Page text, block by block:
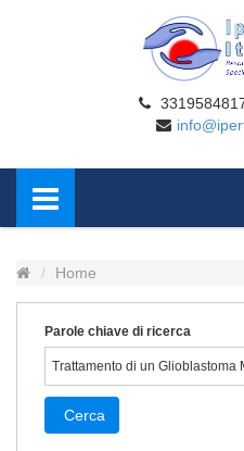
Home
Parole chiave di ricerca
Cerca